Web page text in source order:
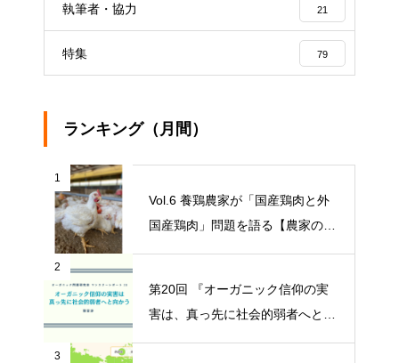
執筆者・協力 21
特集 79
ランキング（月間）
1
Vol.6 養鶏農家が「国産鶏肉と外
国産鶏肉」問題を語る【農家の本
2
第20回 『オーガニック信仰の実
害は、真っ先に社会的弱者へと向
3